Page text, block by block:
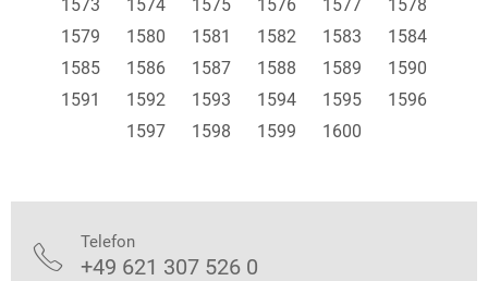
1573
1574 1575 1576 1577
1578
1579
1580 1581 1582 1583
1584
1585
1586 1587 1588 1589
1590
1591
1592 1593 1594 1595
1596
1597
1598 1599 1600
 Telefon
+49 621 307 526 0